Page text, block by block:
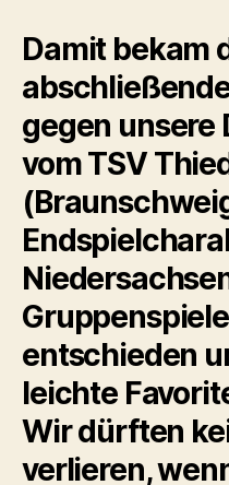
Damit bekam
gegen unsere
vom TSV
entschieden
leichte
Wir dürften
verlieren,